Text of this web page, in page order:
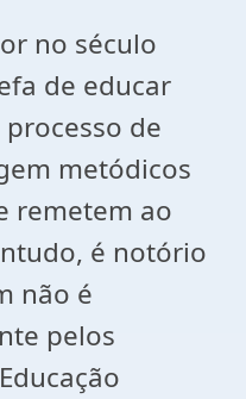
no século
de educar
de
metódicos
remetem ao
é notório
não é
pelos